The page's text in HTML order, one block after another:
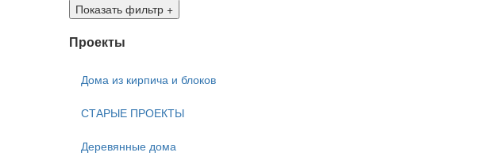
Показать фильтр +
Проекты
Дома из кирпича и блоков
СТАРЫЕ ПРОЕКТЫ
Деревянные дома